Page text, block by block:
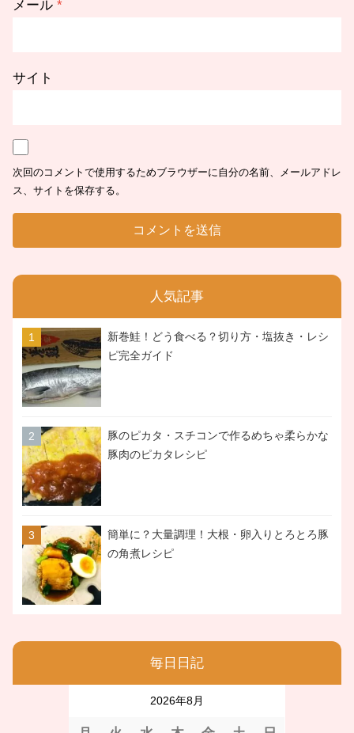
メール *
サイト
次回のコメントで使用するためブラウザーに自分の名前、メールアドレ
ス、サイトを保存する。
人気記事
新巻鮭！どう食べる？切り方・塩抜き・レシ
ピ完全ガイド
豚のピカタ・スチコンで作るめちゃ柔らかな
豚肉のピカタレシピ
簡単に？大量調理！大根・卵入りとろとろ豚
の角煮レシピ
毎日日記
2026年8月